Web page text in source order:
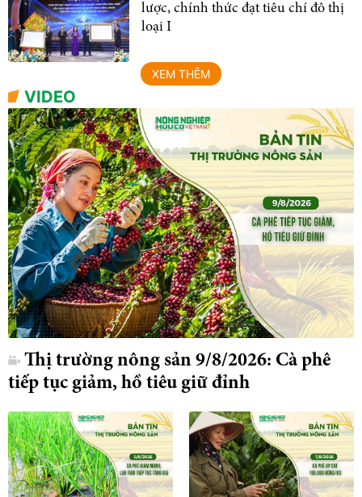
lược, chính thức đạt tiêu chí đô thị
loại I
XEM THÊM
VIDEO
Thị trường nông sản 9/8/2026: Cà phê
tiếp tục giảm, hồ tiêu giữ đỉnh